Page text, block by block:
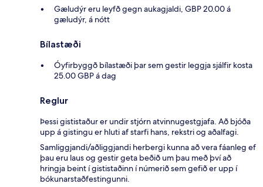
Gæludýr eru leyfð gegn aukagjaldi, GBP 20.00 á
gæludýr, á nótt
Bílastæði
Óyfirbyggð bílastæði þar sem gestir leggja sjálfir kosta
25.00 GBP á dag
Reglur
Þessi gististaður er undir stjórn atvinnugestgjafa. Að bjóða
upp á gistingu er hluti af starfi hans, rekstri og aðalfagi.
Samliggjandi/aðliggjandi herbergi kunna að vera fáanleg ef
þau eru laus og gestir geta beðið um þau með því að
hringja beint í gististaðinn í númerið sem gefið er upp í
bókunarstaðfestingunni.